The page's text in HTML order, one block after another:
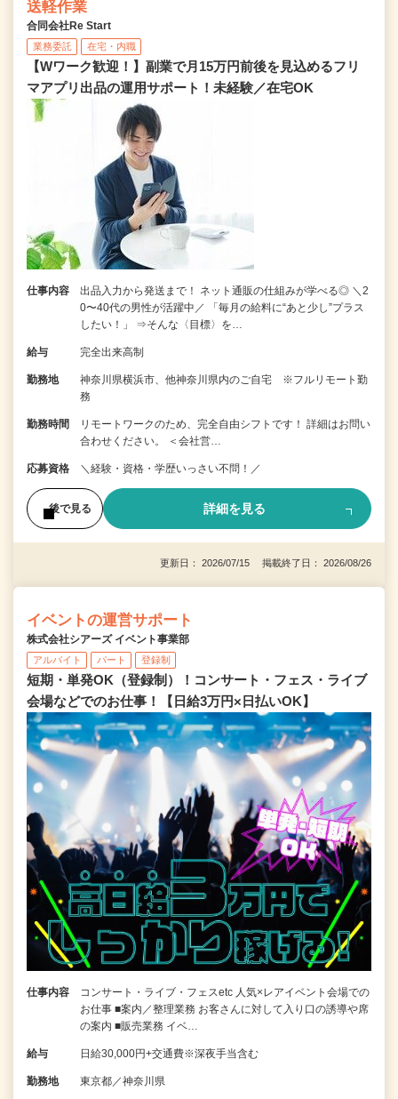
送軽作業
合同会社Re Start
業務委託 在宅・内職
【Wワーク歓迎！】副業で月15万円前後を見込めるフリ
マアプリ出品の運用サポート！未経験／在宅OK
仕事内容
出品入力から発送まで！ ネット通販の仕組みが学べる◎ ＼2
0〜40代の男性が活躍中／ 「毎月の給料に“あと少し”プラス
したい！」 ⇒そんな〈目標〉を…
給与 完全出来高制
勤務地
神奈川県横浜市、他神奈川県内のご自宅 ※フルリモート勤
務
勤務時間
リモートワークのため、完全自由シフトです！ 詳細はお問い
合わせください。 ＜会社営…
応募資格 ＼経験・資格・学歴いっさい不問！／
後で見る 詳細を見る
更新日： 2026/07/15 掲載終了日： 2026/08/26
イベントの運営サポート
株式会社シアーズ イベント事業部
アルバイト パート 登録制
短期・単発OK（登録制）！コンサート・フェス・ライブ
会場などでのお仕事！【日給3万円×日払いOK】
仕事内容
コンサート・ライブ・フェスetc 人気×レアイベント会場での
お仕事 ■案内／整理業務 お客さんに対して入り口の誘導や席
の案内 ■販売業務 イベ…
給与 日給30,000円+交通費※深夜手当含む
勤務地 東京都／神奈川県